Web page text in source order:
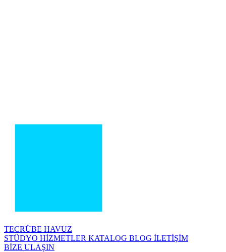
TECRÜBE HAVUZ
STÜDYO HİZMETLER KATALOG BLOG İLETİŞİM
BİZE ULAŞIN